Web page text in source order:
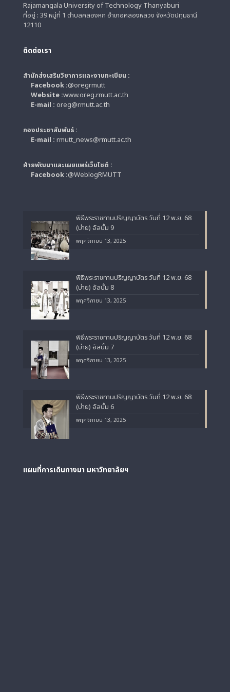
Rajamangala University of Technology Thanyaburi
ที่อยู่ : 39 หมู่ที่ 1 ตำบลคลองหก อำเภอคลองหลวง จังหวัดปทุมธานี
12110
ติดต่อเรา
สำนักส่งเสริมวิชาการและงานทะเบียน :
Facebook :@oregrmutt
Website :www.oreg.rmutt.ac.th
E-mail : oreg@rmutt.ac.th
กองประชาสัมพันธ์ :
E-mail : rmutt_news@rmutt.ac.th
ฝ่ายพัฒนาและเผยแพร่เว็บไซต์ :
Facebook :@WeblogRMUTT
พิธีพระราชทานปริญญาบัตร วันที่ 12 พ.ย. 68
(บ่าย) อัลบั้ม 9
พฤศจิกายน 13, 2025
พิธีพระราชทานปริญญาบัตร วันที่ 12 พ.ย. 68
(บ่าย) อัลบั้ม 8
พฤศจิกายน 13, 2025
พิธีพระราชทานปริญญาบัตร วันที่ 12 พ.ย. 68
(บ่าย) อัลบั้ม 7
พฤศจิกายน 13, 2025
พิธีพระราชทานปริญญาบัตร วันที่ 12 พ.ย. 68
(บ่าย) อัลบั้ม 6
พฤศจิกายน 13, 2025
แผนที่การเดินทางมา มหาวิทยาลัยฯ